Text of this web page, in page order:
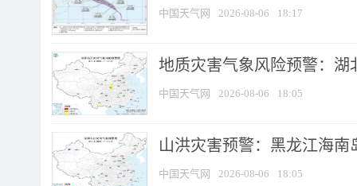
中国天气网 2026-08-06 18:17
地质灾害气象风险预警：湖
中国天气网 2026-08-06 18:05
山洪灾害预警：黑龙江海
中国天气网 2026-08-06 18:05